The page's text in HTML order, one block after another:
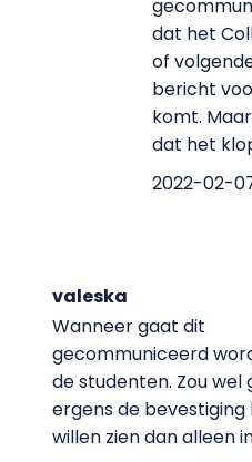
dat het
of
bericht
komt.
dat het
2022-02-
valeska
Wanneer gaat dit
gecommuniceerd
de studenten. Zou wel
ergens de bevestiging
willen zien dan alleen